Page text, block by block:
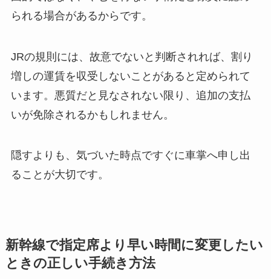
られる場合があるからです。
JRの規則には、故意でないと判断されれば、割り
増しの運賃を収受しないことがあると定められて
います。悪質だと見なされない限り、追加の支払
いが免除されるかもしれません。
隠すよりも、気づいた時点ですぐに車掌へ申し出
ることが大切です。
新幹線で指定席より早い時間に変更したい
ときの正しい手続き方法